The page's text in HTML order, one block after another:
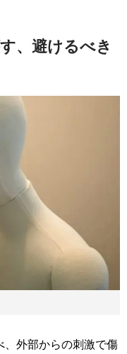
、避けるべき
外部からの刺激で傷